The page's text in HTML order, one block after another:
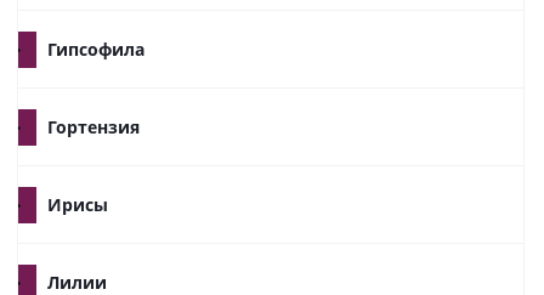
Гипсофила
Гортензия
Ирисы
Лилии